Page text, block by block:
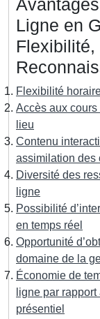
Ligne en
Flexibilité
Accès aux cours
lieu
Contenu
assimilation des
Diversité des
ligne
Possibilité
en temps réel
Opportunité
domaine de la
Économie de
ligne par
présentiel